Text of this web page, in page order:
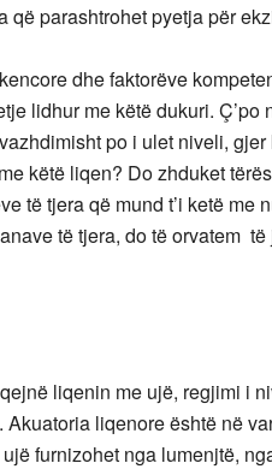
që parashtrohet pyetja për
dhe faktorëve
lidhur me këtë dukuri.
po i ulet niveli,
këtë liqen? Do zhduket
të tjera që mund t’i ketë me
të tjera, do të orvatem
liqenin me ujë, regjimi i
liqenore është në
furnizohet nga lumenjtë,